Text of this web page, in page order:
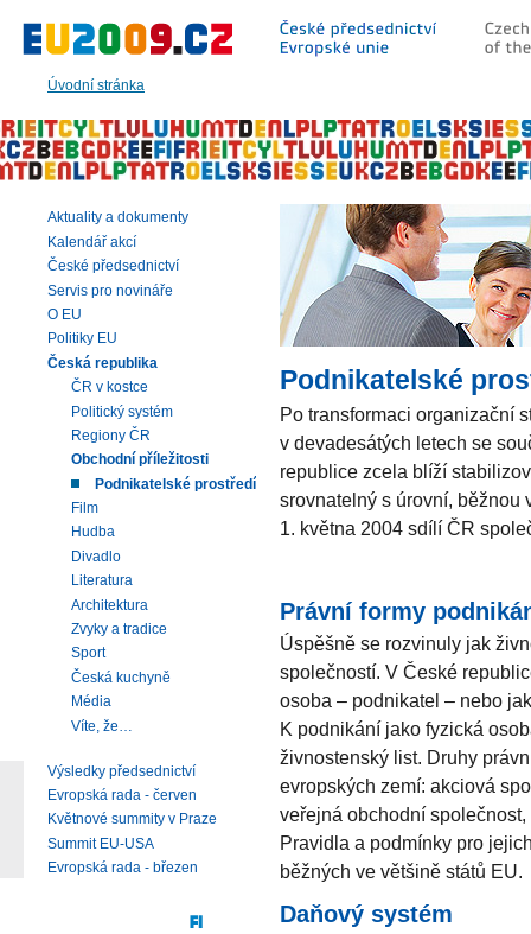
Úvodní stránka
hlavní
|
navigaci
|
vyhledávání
Podnikatelské
Po transformaci organizační
v devadesátých letech se
republice zcela blíží
srovnatelný s úrovní, běžnou
1. května 2004 sdílí ČR
Právní formy
Úspěšně se rozvinuly jak
společností. V České
osoba – podnikatel – nebo
K podnikání jako fyzická
živnostenský list. Druhy
evropských zemí: akciová
veřejná obchodní
Pravidla a podmínky pro
běžných ve většině států EU.
Daňový systém
Aktuality a dokumenty
Kalendář akcí
České předsednictví
Servis pro novináře
O EU
Politiky EU
Česká republika
ČR v kostce
Politický systém
Regiony ČR
Obchodní příležitosti
Podnikatelské prostředí
Film
Hudba
Divadlo
Literatura
Architektura
Zvyky a tradice
Sport
Česká kuchyně
Média
Víte, že…
Výsledky předsednictví
Evropská rada - červen
Květnové summity v Praze
Summit EU-USA
Evropská rada - březen